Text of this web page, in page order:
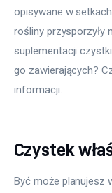
opisywane w
rośliny przysporzyły
suplementacji
go zawierających?
informacji.
Czystek
Być może planujesz